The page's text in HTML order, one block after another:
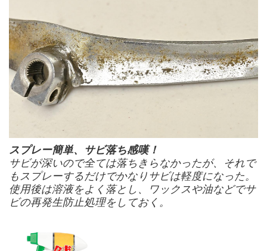
スプレー簡単、サビ落ち感嘆！
サビが深いので全ては落ちきらなかったが、それで
もスプレーするだけでかなりサビは軽度になった。
使用後は溶液をよく落とし、ワックスや油などでサ
ビの再発生防止処理をしておく。